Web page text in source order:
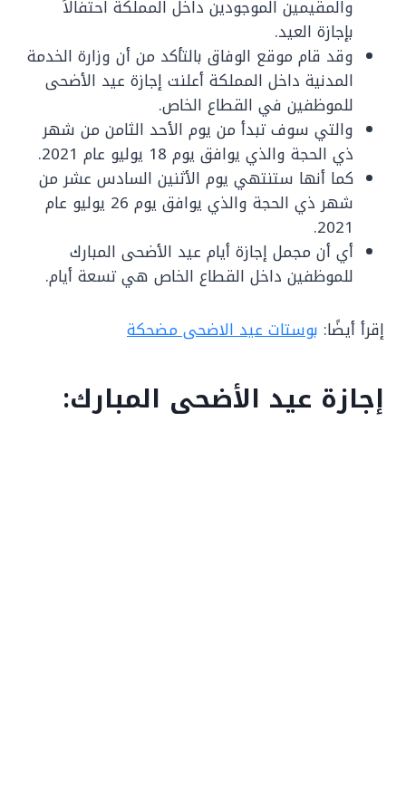
والمقيمين الموجودين داخل المملكة احتفالاً
بإجازة العيد.
وقد قام موقع الوفاق بالتأكد من أن وزارة الخدمة
المدنية داخل المملكة أعلنت إجازة عيد الأضحى
للموظفين في القطاع الخاص.
والتي سوف تبدأ من يوم الأحد الثامن من شهر
ذي الحجة والذي يوافق يوم 18 يوليو عام 2021.
كما أنها ستنتهي يوم الأثنين السادس عشر من
شهر ذي الحجة والذي يوافق يوم 26 يوليو عام
2021.
أي أن مجمل إجازة أيام عيد الأضحى المبارك
للموظفين داخل القطاع الخاص هي تسعة أيام.
إقرأ أيضًا: بوستات عيد الاضحى مضحكة
إجازة عيد الأضحى المبارك: